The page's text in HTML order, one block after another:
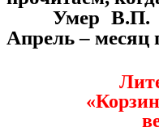
Умер В.П.
Апрель – месяц